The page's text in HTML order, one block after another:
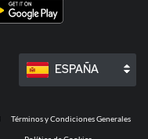
ESPAÑA
Términos y Condiciones Generales